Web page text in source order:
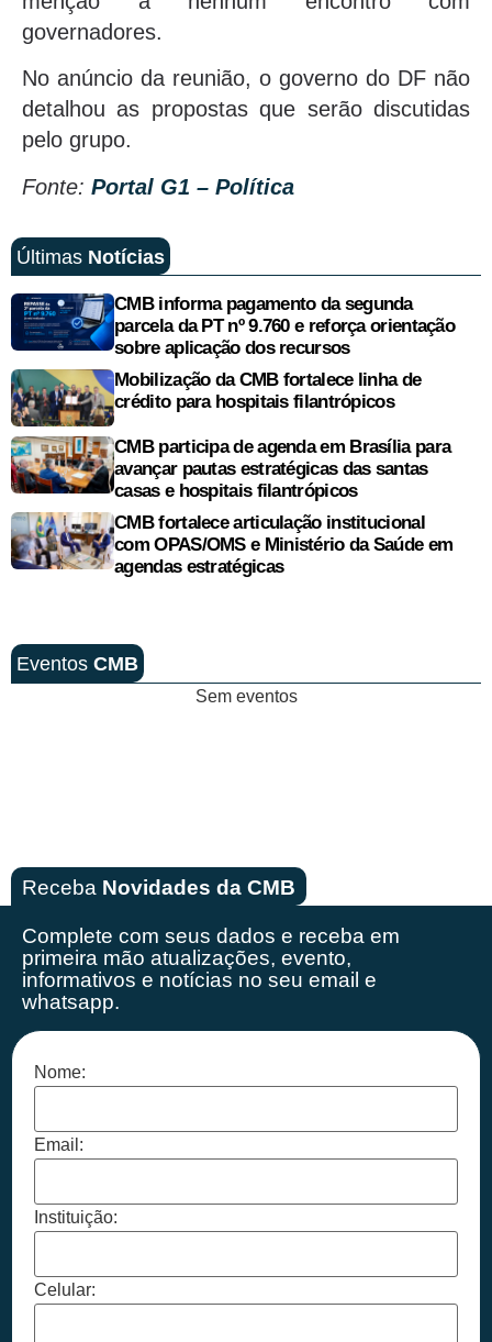
governadores.
No anúncio da reunião, o governo do DF não
detalhou as propostas que serão discutidas
pelo grupo.
Fonte: Portal G1 – Política
Últimas Notícias
CMB informa pagamento da segunda
parcela da PT nº 9.760 e reforça orientação
sobre aplicação dos recursos
Mobilização da CMB fortalece linha de
crédito para hospitais filantrópicos
CMB participa de agenda em Brasília para
avançar pautas estratégicas das santas
casas e hospitais filantrópicos
CMB fortalece articulação institucional
com OPAS/OMS e Ministério da Saúde em
agendas estratégicas
Eventos CMB
Sem eventos
Receba Novidades da CMB
Complete com seus dados e receba em
primeira mão atualizações, evento,
informativos e notícias no seu email e
whatsapp.
Nome:
Email:
Instituição:
Celular: